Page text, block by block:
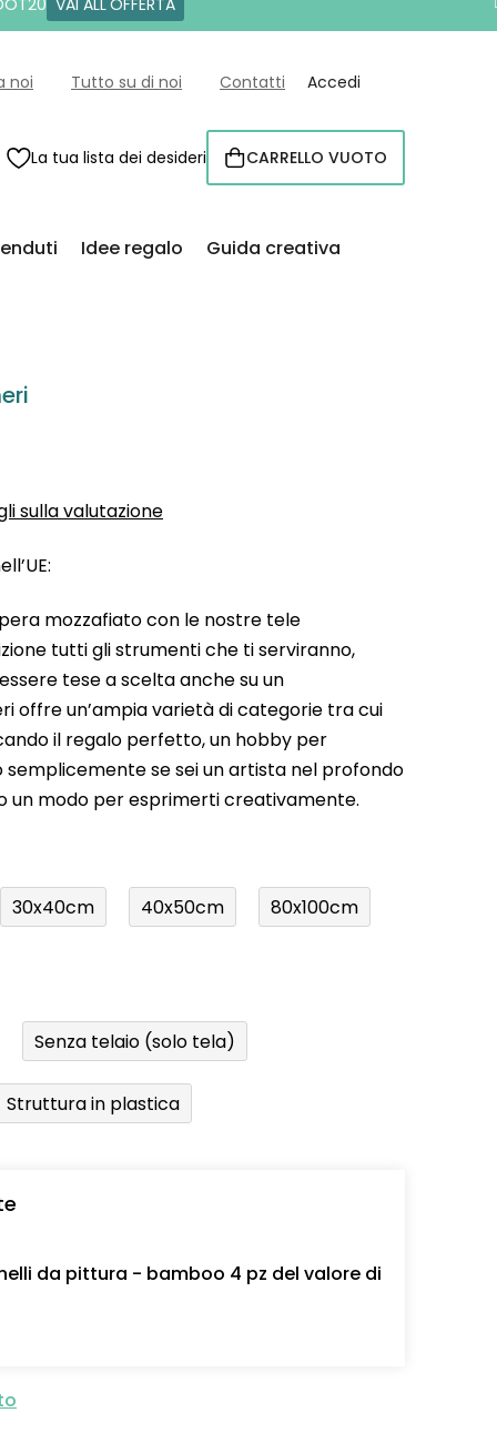
VAI ALL'OFFERTA
noi Tutto su di noi Contatti Accedi
La tua lista dei desideri CARRELLO
CARRELLO VUOTO
Idee regalo Guida creativa
sulla valutazione
mozzafiato con le nostre tele
tutti gli strumenti che ti serviranno,
tese a scelta anche su un
offre un’ampia varietà di categorie tra cui
il regalo perfetto, un hobby per
se sei un artista nel profondo
un modo per esprimerti creativamente.
30x40cm 40x50cm 80x100cm
Senza telaio (solo tela)
Struttura in plastica
da pittura - bamboo 4 pz del valore di